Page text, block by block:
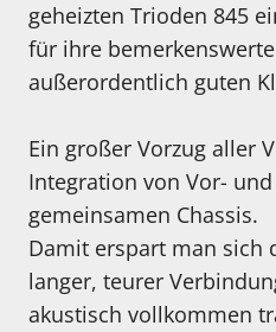
geheizten Trioden 845
für ihre
außerordentlich guten
Ein großer Vorzug aller
Integration von Vor-
gemeinsamen Chassis.
Damit erspart man sich
langer, teurer
akustisch vollkommen